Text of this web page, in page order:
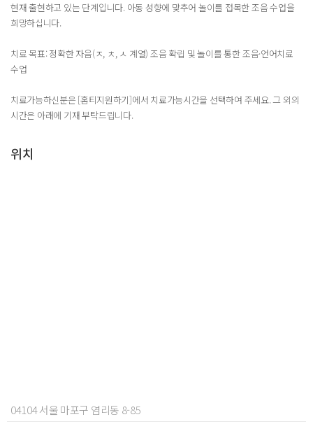
현재 출현하고 있는 단계입니다. 아동 성향에 맞추어 놀이를 접목한 조음 수업을
희망하십니다.
치료 목표: 정확한 자음(ㅈ, ㅊ, ㅅ 계열) 조음 확립 및 놀이를 통한 조음·언어치료
수업
치료가능하신분은 [홈티지원하기]에서 치료가능시간을 선택하여 주세요. 그 외의
시간은 아래에 기재 부탁드립니다.
위치
04104 서울 마포구 염리동 8-85